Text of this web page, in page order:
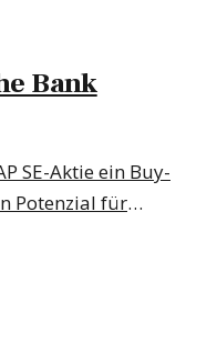
Bank
SE-Aktie ein Buy-
Potenzial für